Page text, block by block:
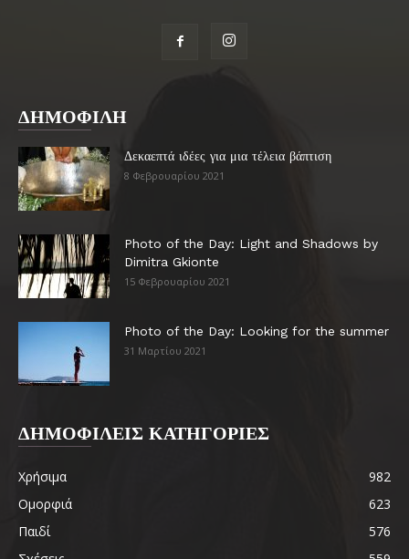
ΔΗΜΟΦΙΛΗ
Δεκαεπτά ιδέες για μια τέλεια βάπτιση
8 Φεβρουαρίου 2021
Photo of the Day: Light and Shadows by
Dimitra Gkionte
15 Φεβρουαρίου 2021
Photo of the Day: Looking for the summer
31 Μαρτίου 2021
ΔΗΜΟΦΙΛΕΙΣ ΚΑΤΗΓΟΡΙΕΣ
Χρήσιμα
982
Ομορφιά
623
Παιδί
576